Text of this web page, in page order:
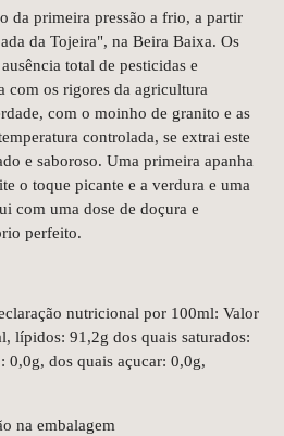
da primeira pressão a frio, a partir
da Tojeira", na Beira Baixa. Os
total de pesticidas e
com os rigores da agricultura
com o moinho de granito e as
controlada, se extrai este
e saboroso. Uma primeira apanha
o toque picante e a verdura e uma
com uma dose de doçura e
perfeito.
nutricional por 100ml: Valor
lípidos: 91,2g dos quais saturados:
0,0g, dos quais açucar: 0,0g,
na embalagem